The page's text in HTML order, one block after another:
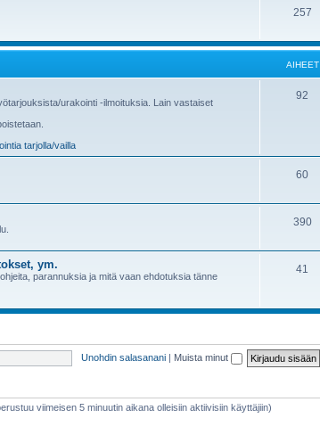
257
AIHEET
urakointi -ilmoituksia. Lain vastaiset
tarjolla/vailla
92
60
390
ym.
parannuksia ja mitä vaan ehdotuksia tänne
41
Unohdin salasanani | Muista minut
viimeisen 5 minuutin aikana olleisiin aktiivisiin käyttäjiin)